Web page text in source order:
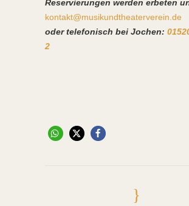
Reservierungen werden erbeten
kontakt@musikundtheaterverein.de
oder telefonisch bei Jochen:
2